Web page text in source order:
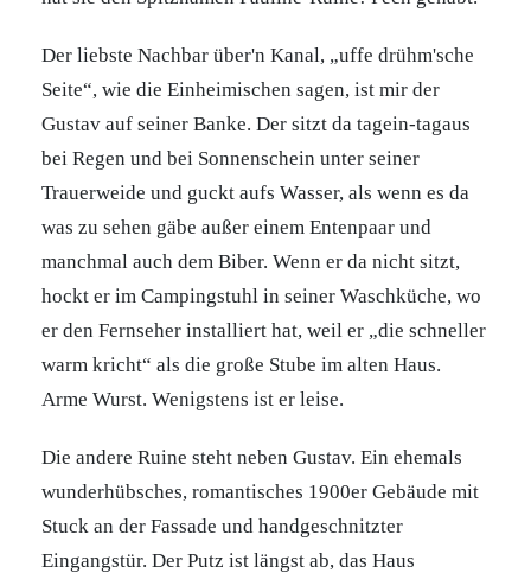
Der liebste Nachbar über'n Kanal, „uffe drühm'sche
Seite“, wie die Einheimischen sagen, ist mir der
Gustav auf seiner Banke. Der sitzt da tagein-tagaus
bei Regen und bei Sonnenschein unter seiner
Trauerweide und guckt aufs Wasser, als wenn es da
was zu sehen gäbe außer einem Entenpaar und
manchmal auch dem Biber. Wenn er da nicht sitzt,
hockt er im Campingstuhl in seiner Waschküche, wo
er den Fernseher installiert hat, weil er „die schneller
warm kricht“ als die große Stube im alten Haus.
Arme Wurst. Wenigstens ist er leise.
Die andere Ruine steht neben Gustav. Ein ehemals
wunderhübsches, romantisches 1900er Gebäude mit
Stuck an der Fassade und handgeschnitzter
Eingangstür. Der Putz ist längst ab, das Haus